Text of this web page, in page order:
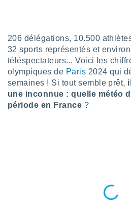
vous
de
206 délégations, 10.500
32 sports représentés et
téléspectateurs... Voici les
olympiques de Paris 2024 qui
semaines ! Si tout semble prêt,
une inconnue : quelle météo
période en France ?